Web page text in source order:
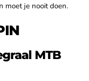
moet je nooit doen.
MTB